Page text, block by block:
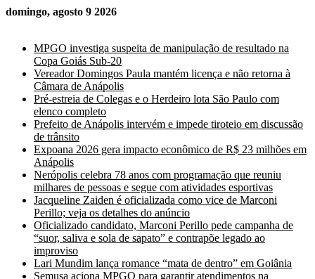
domingo, agosto 9 2026
MPGO investiga suspeita de manipulação de resultado na
Copa Goiás Sub-20
Vereador Domingos Paula mantém licença e não retorna à
Câmara de Anápolis
Pré-estreia de Colegas e o Herdeiro lota São Paulo com
elenco completo
Prefeito de Anápolis intervém e impede tiroteio em discussão
de trânsito
Expoana 2026 gera impacto econômico de R$ 23 milhões em
Anápolis
Nerópolis celebra 78 anos com programação que reuniu
milhares de pessoas e segue com atividades esportivas
Jacqueline Zaiden é oficializada como vice de Marconi
Perillo; veja os detalhes do anúncio
Oficializado candidato, Marconi Perillo pede campanha de
“suor, saliva e sola de sapato” e contrapõe legado ao
improviso
Lari Mundim lança romance “mata de dentro” em Goiânia
Semusa aciona MPGO para garantir atendimentos na